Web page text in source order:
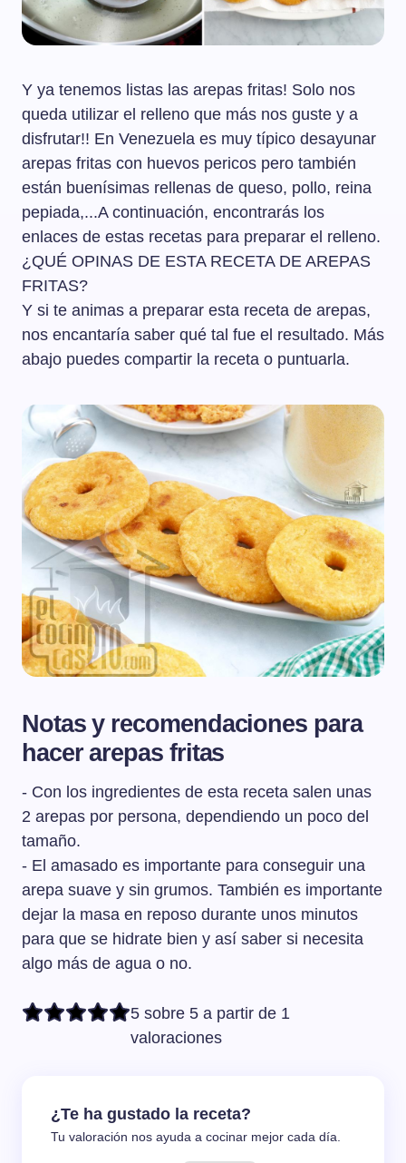
Y ya tenemos listas las arepas fritas! Solo nos
queda utilizar el relleno que más nos guste y a
disfrutar!! En Venezuela es muy típico desayunar
arepas fritas con huevos pericos pero también
están buenísimas rellenas de queso, pollo, reina
pepiada,...A continuación, encontrarás los
enlaces de estas recetas para preparar el relleno.
¿QUÉ OPINAS DE ESTA RECETA DE AREPAS
FRITAS?
Y si te animas a preparar esta receta de arepas,
nos encantaría saber qué tal fue el resultado. Más
abajo puedes compartir la receta o puntuarla.
Notas y recomendaciones para
hacer arepas fritas
- Con los ingredientes de esta receta salen unas
2 arepas por persona, dependiendo un poco del
tamaño.
- El amasado es importante para conseguir una
arepa suave y sin grumos. También es importante
dejar la masa en reposo durante unos minutos
para que se hidrate bien y así saber si necesita
algo más de agua o no.
5 sobre 5 a partir de 1
valoraciones
¿Te ha gustado la receta?
Tu valoración nos ayuda a cocinar mejor cada día.